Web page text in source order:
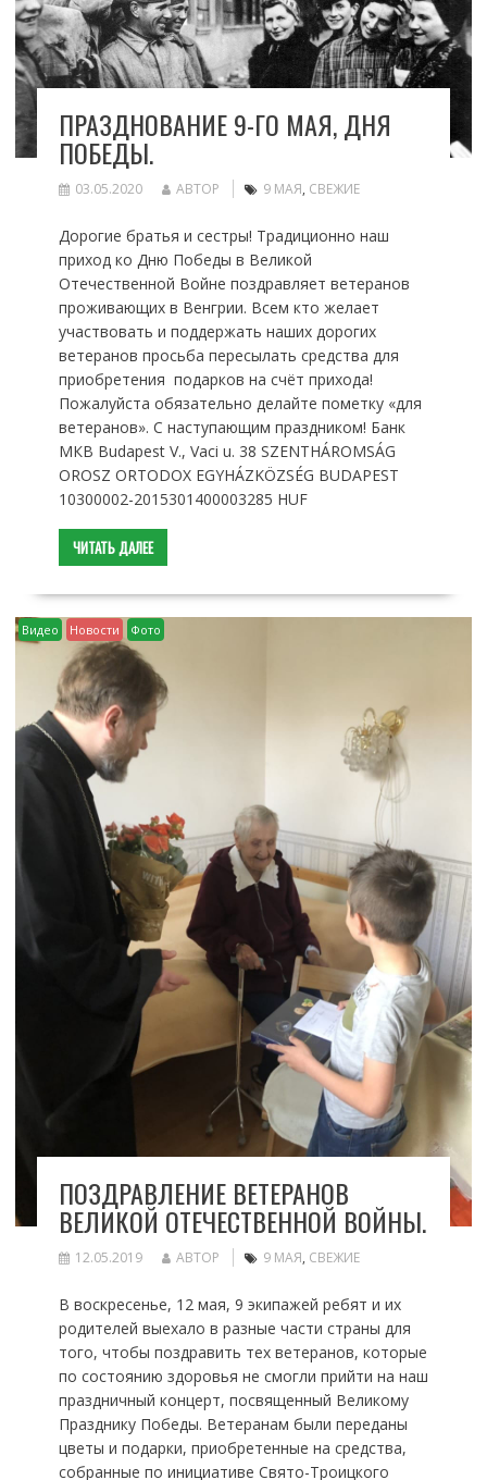
ПРАЗДНОВАНИЕ 9-ГО МАЯ, ДНЯ
ПОБЕДЫ.
03.05.2020 АВТОР 9 МАЯ, СВЕЖИЕ
Дорогие братья и сестры! Традиционно наш
приход ко Дню Победы в Великой
Отечественной Войне поздравляет ветеранов
проживающих в Венгрии. Всем кто желает
участвовать и поддержать наших дорогих
ветеранов просьба пересылать средства для
приобретения подарков на счёт прихода!
Пожалуйста обязательно делайте пометку «для
ветеранов». С наступающим праздником! Банк
МКВ Budapest V., Vaci u. 38 SZENTHÁROMSÁG
OROSZ ORTODOX EGYHÁZKÖZSÉG BUDAPEST
10300002-2015301400003285 HUF
ЧИТАТЬ ДАЛЕЕ
Видео Новости Фото
ПОЗДРАВЛЕНИЕ ВЕТЕРАНОВ
ВЕЛИКОЙ ОТЕЧЕСТВЕННОЙ ВОЙНЫ.
12.05.2019 АВТОР 9 МАЯ, СВЕЖИЕ
В воскресенье, 12 мая, 9 экипажей ребят и их
родителей выехало в разные части страны для
того, чтобы поздравить тех ветеранов, которые
по состоянию здоровья не смогли прийти на наш
праздничный концерт, посвященный Великому
Празднику Победы. Ветеранам были переданы
цветы и подарки, приобретенные на средства,
собранные по инициативе Свято-Троицкого